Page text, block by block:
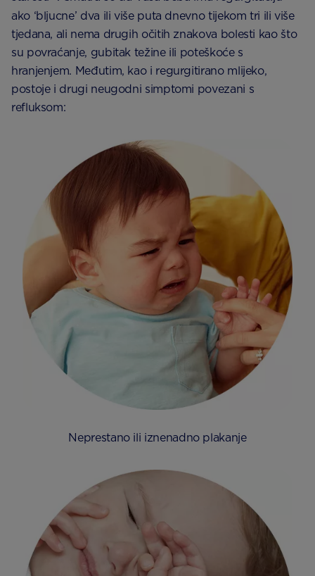
ako ‘bljucne’ dva ili više puta dnevno tijekom tri ili više
tjedana, ali nema drugih očitih znakova bolesti kao što
su povraćanje, gubitak težine ili poteškoće s
hranjenjem. Međutim, kao i regurgitirano mlijeko,
postoje i drugi neugodni simptomi povezani s
refluksom:
Neprestano ili iznenadno plakanje